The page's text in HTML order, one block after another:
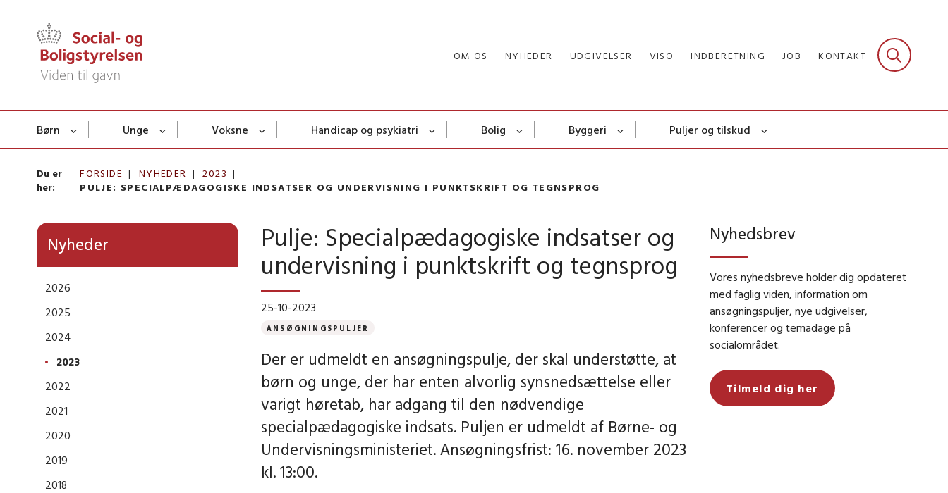
OM OS NYHEDER UDGIVELSER VISO INDBERETNING JOB KONTAKT
Børn Unge Voksne Handicap og psykiatri Bolig Byggeri Puljer og tilskud
Du er
her:
FORSIDE NYHEDER
2023
PULJE: SPECIALPÆDAGOGISKE INDSATSER OG UNDERVISNING I PUNKTSKRIFT OG TEGNSPROG
Nyheder
2026
2025
2024
2023
2022
2021
2020
2019
2018
Pulje: Specialpædagogiske indsatser og
undervisning i punktskrift og tegnsprog
25-10-2023
ANSØGNINGSPULJER
Der er udmeldt en ansøgningspulje, der skal understøtte, at
børn og unge, der har enten alvorlig synsnedsættelse eller
varigt høretab, har adgang til den nødvendige
specialpædagogiske indsats. Puljen er udmeldt af Børne- og
Undervisningsministeriet. Ansøgningsfrist: 16. november 2023
kl. 13:00.
Nyhedsbrev
Vores nyhedsbreve holder dig opdateret
med faglig viden, information om
ansøgningspuljer, nye udgivelser,
konferencer og temadage på
socialområdet.
Tilmeld dig her